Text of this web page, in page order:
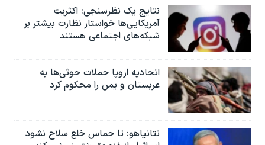
نتایج یک نظرسنجی: اکثریت
آمریکایی‌ها خواستار نظارت بیشتر بر
شبکه‌های اجتماعی هستند
اتحادیه اروپا حملات حوثی‌ها به
عربستان و یمن را محکوم کرد
نتانیاهو: تا حماس خلع سلاح نشود